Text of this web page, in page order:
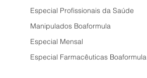
Especial Profissionais da Saúde
Manipulados Boaformula
Especial Mensal
Especial Farmacêuticas Boaformula